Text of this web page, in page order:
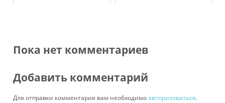
Пока нет комментариев
Добавить комментарий
Для отправки комментария вам необходимоавторизоваться.